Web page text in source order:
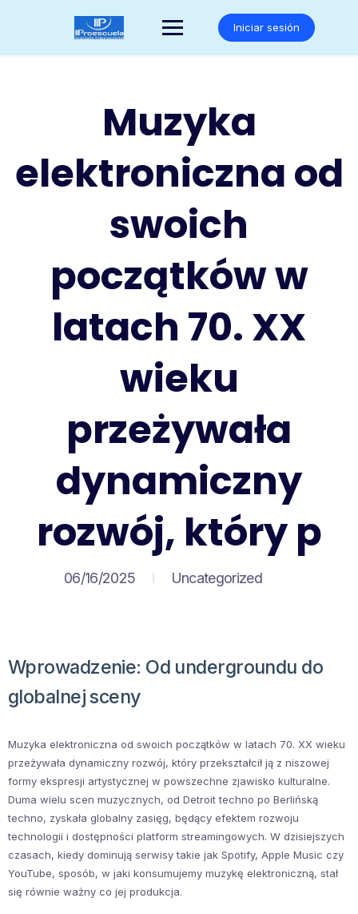
Iniciar sesión
Muzyka
elektroniczna od
swoich
początków w
latach 70. XX
wieku
przeżywała
dynamiczny
rozwój, który p
06/16/2025 Uncategorized
Wprowadzenie: Od undergroundu do
globalnej sceny
Muzyka elektroniczna od swoich początków w latach 70. XX wieku
przeżywała dynamiczny rozwój, który przekształcił ją z niszowej
formy ekspresji artystycznej w powszechne zjawisko kulturalne.
Duma wielu scen muzycznych, od Detroit techno po Berlińską
techno, zyskała globalny zasięg, będący efektem rozwoju
technologii i dostępności platform streamingowych. W dzisiejszych
czasach, kiedy dominują serwisy takie jak Spotify, Apple Music czy
YouTube, sposób, w jaki konsumujemy muzykę elektroniczną, stał
się równie ważny co jej produkcja.